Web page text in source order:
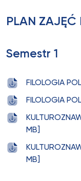
PLAN
Semestr 1
FILOLOGIA
FILOLOGIA
MB]
MB]